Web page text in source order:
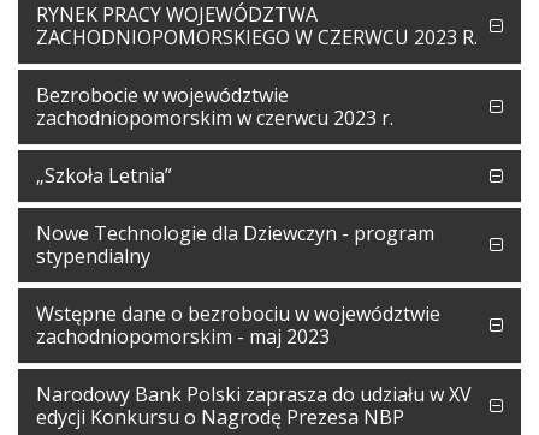
RYNEK PRACY WOJEWÓDZTWA
ZACHODNIOPOMORSKIEGO W CZERWCU 2023 R.
Bezrobocie w województwie
zachodniopomorskim w czerwcu 2023 r.
„Szkoła Letnia”
Nowe Technologie dla Dziewczyn - program
stypendialny
Wstępne dane o bezrobociu w województwie
zachodniopomorskim - maj 2023
Narodowy Bank Polski zaprasza do udziału w XV
edycji Konkursu o Nagrodę Prezesa NBP